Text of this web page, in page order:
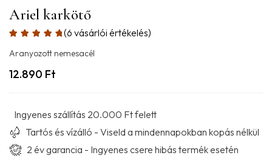
Ariel karkötő
(6 vásárlói értékelés)
Aranyozott nemesacél
12.890 Ft
Ingyenes szállítás 20.000 Ft felett
Tartós és vízálló - Viseld a mindennapokban kopás nélkül
2 év garancia - Ingyenes csere hibás termék esetén